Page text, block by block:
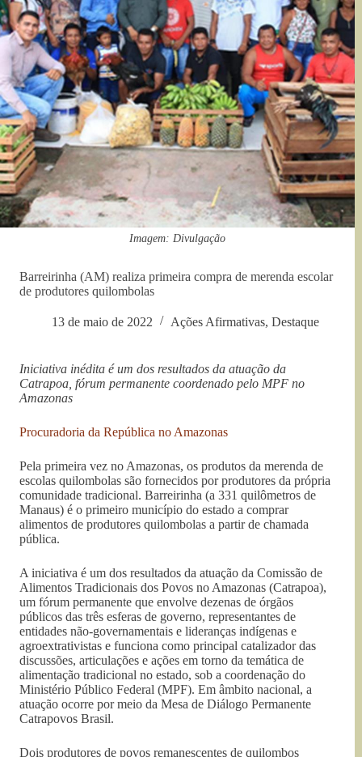
Imagem: Divulgação
Barreirinha (AM) realiza primeira compra de merenda escolar
de produtores quilombolas
13 de maio de 2022 Ações Afirmativas, Destaque
Iniciativa inédita é um dos resultados da atuação da
Catrapoa, fórum permanente coordenado pelo MPF no
Amazonas
Procuradoria da República no Amazonas
Pela primeira vez no Amazonas, os produtos da merenda de
escolas quilombolas são fornecidos por produtores da própria
comunidade tradicional. Barreirinha (a 331 quilômetros de
Manaus) é o primeiro município do estado a comprar
alimentos de produtores quilombolas a partir de chamada
pública.
A iniciativa é um dos resultados da atuação da Comissão de
Alimentos Tradicionais dos Povos no Amazonas (Catrapoa),
um fórum permanente que envolve dezenas de órgãos
públicos das três esferas de governo, representantes de
entidades não-governamentais e lideranças indígenas e
agroextrativistas e funciona como principal catalizador das
discussões, articulações e ações em torno da temática de
alimentação tradicional no estado, sob a coordenação do
Ministério Público Federal (MPF). Em âmbito nacional, a
atuação ocorre por meio da Mesa de Diálogo Permanente
Catrapovos Brasil.
Dois produtores de povos remanescentes de quilombos